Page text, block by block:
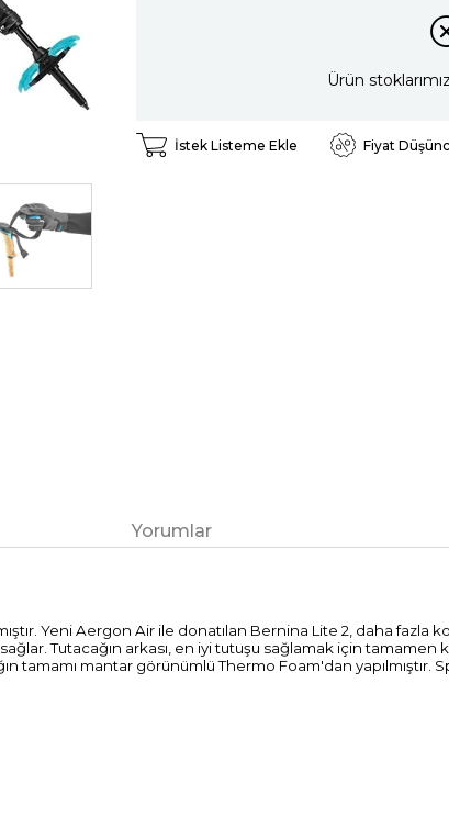
Ürün
İstek Listeme Ekle Fiyat
Yorumlar
Yeni Aergon Air ile donatılan Bernina Lite 2, daha
Tutacağın arkası, en iyi tutuşu sağlamak için tamamen
tamamı mantar görünümlü Thermo Foam'dan yapılmıştır.